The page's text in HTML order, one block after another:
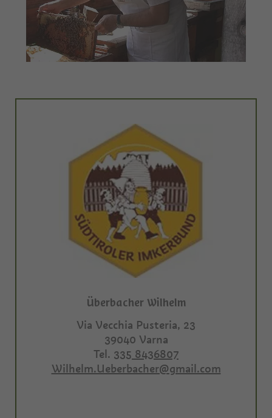
Überbacher Wilhelm
Via Vecchia Pusteria, 23
39040 Varna
Tel. 335 8436807
Wilhelm.Ueberbacher@gmail.com